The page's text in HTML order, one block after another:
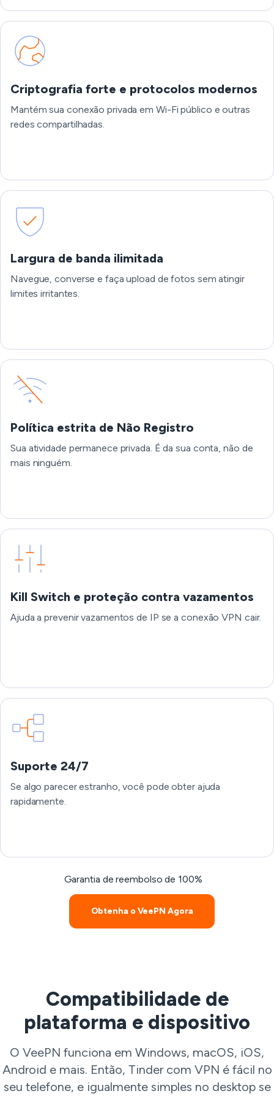
Criptografia forte e protocolos modernos
Mantém sua conexão privada em Wi-Fi público e outras
redes compartilhadas.
Largura de banda ilimitada
Navegue, converse e faça upload de fotos sem atingir
limites irritantes.
Política estrita de Não Registro
Sua atividade permanece privada. É da sua conta, não de
mais ninguém.
Kill Switch e proteção contra vazamentos
Ajuda a prevenir vazamentos de IP se a conexão VPN cair.
Suporte 24/7
Se algo parecer estranho, você pode obter ajuda
rapidamente.
Garantia de reembolso de 100%
Obtenha o VeePN Agora
Compatibilidade de
plataforma e dispositivo
O VeePN funciona em Windows, macOS, iOS,
Android e mais. Então, Tinder com VPN é fácil no
seu telefone, e igualmente simples no desktop se